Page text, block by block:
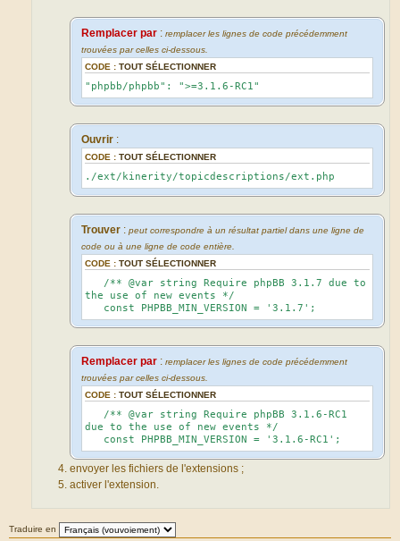
Remplacer par :remplacer les lignes de code précédemment
trouvées par celles ci-dessous.
CODE :TOUT SÉLECTIONNER
"phpbb/phpbb": ">=3.1.6-RC1"
Ouvrir :
CODE :TOUT SÉLECTIONNER
./ext/kinerity/topicdescriptions/ext.php
Trouver :peut correspondre à un résultat partiel dans une ligne de
code ou à une ligne de code entière.
CODE :TOUT SÉLECTIONNER
/** @var string Require phpBB 3.1.7 due to
the use of new events */
const PHPBB_MIN_VERSION = '3.1.7';
Remplacer par :remplacer les lignes de code précédemment
trouvées par celles ci-dessous.
CODE :TOUT SÉLECTIONNER
/** @var string Require phpBB 3.1.6-RC1
due to the use of new events */
const PHPBB_MIN_VERSION = '3.1.6-RC1';
envoyer les fichiers de l'extensions ;
activer l'extension.
Traduire en